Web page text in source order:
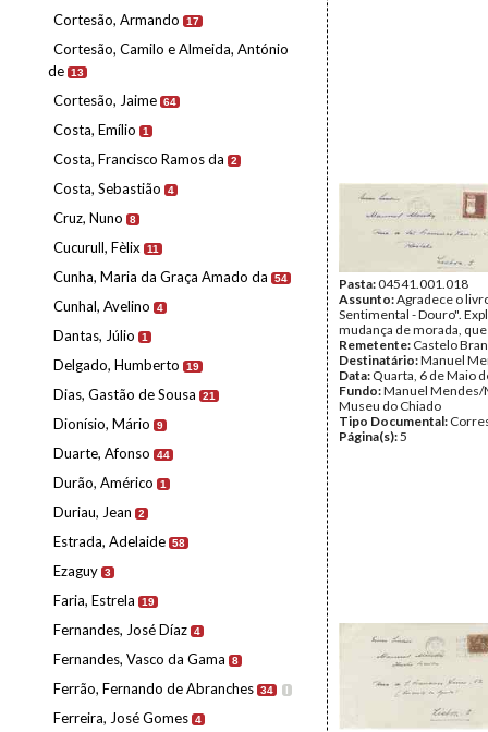
Cortesão, Armando 17
Cortesão, Camilo e Almeida, António
de 13
Cortesão, Jaime 64
Costa, Emílio 1
Costa, Francisco Ramos da 2
Costa, Sebastião 4
Cruz, Nuno 8
Cucurull, Fèlix 11
Cunha, Maria da Graça Amado da 54
Cunhal, Avelino 4
Dantas, Júlio 1
Delgado, Humberto 19
Dias, Gastão de Sousa 21
Dionísio, Mário 9
Duarte, Afonso 44
Durão, Américo 1
Duriau, Jean 2
Estrada, Adelaide 58
Ezaguy 3
Faria, Estrela 19
Fernandes, José Díaz 4
Fernandes, Vasco da Gama 8
Ferrão, Fernando de Abranches 34 I
Ferreira, José Gomes 4
Pasta:04541.001.018
Assunto:Agradece o
Sentimental - Douro".
mudança de morada,
Remetente: Castelo
Destinatário:Manuel
Data: Quarta, 6 de Maio
Fundo:Manuel Mendes/
Museu do Chiado
Tipo Documental:
Página(s):5